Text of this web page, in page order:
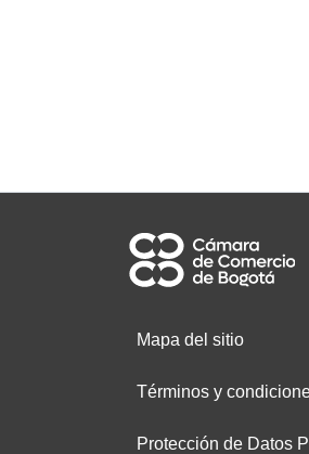
Mapa del sitio
Términos y
Protección de Datos